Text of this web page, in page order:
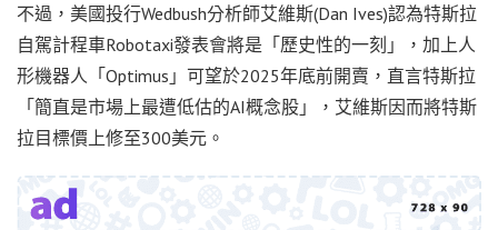
不過，美國投行Wedbush分析師艾維斯(Dan Ives)認為特斯拉
自駕計程車Robotaxi發表會將是「歷史性的一刻」，加上人
形機器人「Optimus」可望於2025年底前開賣，直言特斯拉
「簡直是市場上最遭低估的AI概念股」，艾維斯因而將特斯
拉目標價上修至300美元。